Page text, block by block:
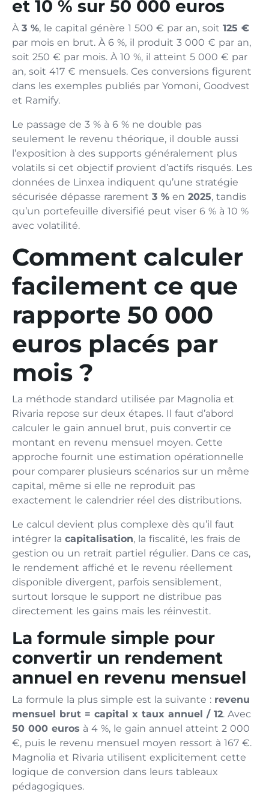
et 10 % sur 50 000 euros
À 3 %, le capital génère 1 500 € par an, soit 125 €
par mois en brut. À 6 %, il produit 3 000 € par an,
soit 250 € par mois. À 10 %, il atteint 5 000 € par
an, soit 417 € mensuels. Ces conversions figurent
dans les exemples publiés par Yomoni, Goodvest
et Ramify.
Le passage de 3 % à 6 % ne double pas
seulement le revenu théorique, il double aussi
l’exposition à des supports généralement plus
volatils si cet objectif provient d’actifs risqués. Les
données de Linxea indiquent qu’une stratégie
sécurisée dépasse rarement 3 % en 2025, tandis
qu’un portefeuille diversifié peut viser 6 % à 10 %
avec volatilité.
Comment calculer
facilement ce que
rapporte 50 000
euros placés par
mois ?
La méthode standard utilisée par Magnolia et
Rivaria repose sur deux étapes. Il faut d’abord
calculer le gain annuel brut, puis convertir ce
montant en revenu mensuel moyen. Cette
approche fournit une estimation opérationnelle
pour comparer plusieurs scénarios sur un même
capital, même si elle ne reproduit pas
exactement le calendrier réel des distributions.
Le calcul devient plus complexe dès qu’il faut
intégrer la capitalisation, la fiscalité, les frais de
gestion ou un retrait partiel régulier. Dans ce cas,
le rendement affiché et le revenu réellement
disponible divergent, parfois sensiblement,
surtout lorsque le support ne distribue pas
directement les gains mais les réinvestit.
La formule simple pour
convertir un rendement
annuel en revenu mensuel
La formule la plus simple est la suivante : revenu
mensuel brut = capital x taux annuel / 12. Avec
50 000 euros à 4 %, le gain annuel atteint 2 000
€, puis le revenu mensuel moyen ressort à 167 €.
Magnolia et Rivaria utilisent explicitement cette
logique de conversion dans leurs tableaux
pédagogiques.